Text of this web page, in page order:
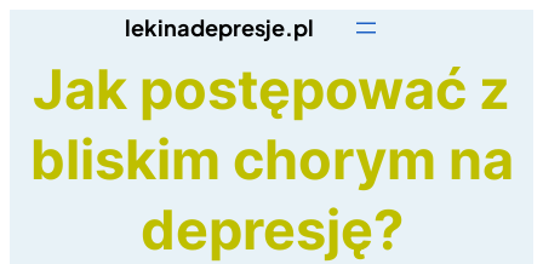
treści
lekinadepresje.pl
Jak postępować z
bliskim chorym na
depresję?